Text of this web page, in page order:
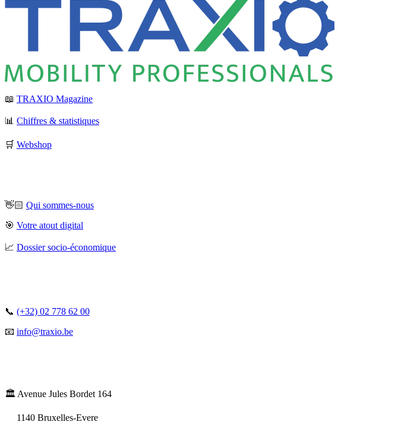
📖 TRAXIO Magazine
📊 Chiffres & statistiques
🛒 Webshop
👋🏻 Qui sommes-nous
🎯 Votre atout digital
📈 Dossier socio-économique
📞 (+32) 02 778 62 00
📧 info@traxio.be
🏛️ Avenue Jules Bordet 164
1140 Bruxelles-Evere